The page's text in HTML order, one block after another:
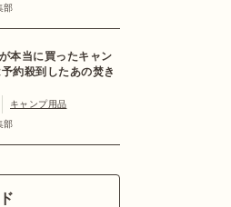
部
本当に買ったキャン
約殺到したあの焚き
キャンプ用品
部